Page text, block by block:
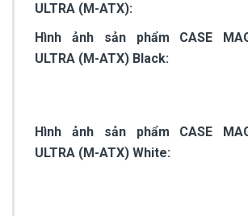
ULTRA (M-ATX):
Hình ảnh sản phẩm CASE
ULTRA (M-ATX) Black:
Hình ảnh sản phẩm CASE
ULTRA (M-ATX) White: